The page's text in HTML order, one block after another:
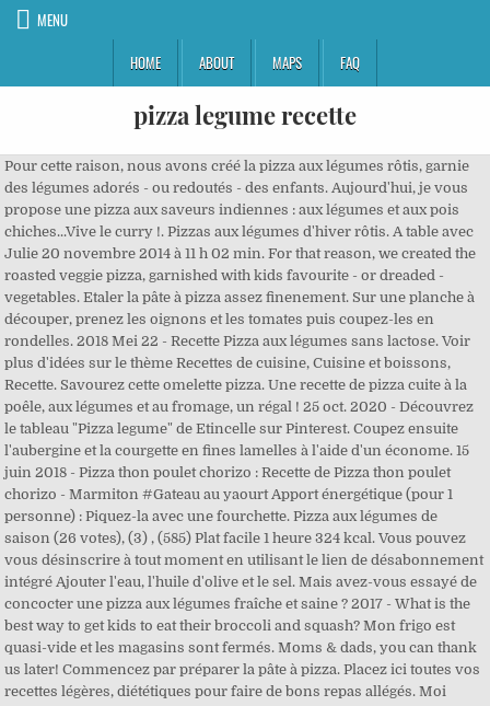
MENU
HOME
ABOUT MAPS FAQ
pizza legume recette
Pour cette raison, nous avons créé la pizza aux légumes rôtis, garnie des légumes adorés - ou redoutés - des enfants. Aujourd'hui, je vous propose une pizza aux saveurs indiennes : aux légumes et aux pois chiches...Vive le curry !. Pizzas aux légumes d'hiver rôtis. A table avec Julie 20 novembre 2014 à 11 h 02 min. For that reason, we created the roasted veggie pizza, garnished with kids favourite - or dreaded - vegetables. Etaler la pâte à pizza assez finenement. Sur une planche à découper, prenez les oignons et les tomates puis coupez-les en rondelles. 2018 Mei 22 - Recette Pizza aux légumes sans lactose. Voir plus d'idées sur le thème Recettes de cuisine, Cuisine et boissons, Recette. Savourez cette omelette pizza. Une recette de pizza cuite à la poêle, aux légumes et au fromage, un régal ! 25 oct. 2020 - Découvrez le tableau "Pizza legume" de Etincelle sur Pinterest. Coupez ensuite l'aubergine et la courgette en fines lamelles à l'aide d'un économe. 15 juin 2018 - Pizza thon poulet chorizo : Recette de Pizza thon poulet chorizo - Marmiton #Gateau au yaourt Apport énergétique (pour 1 personne) : Piquez-la avec une fourchette. Pizza aux légumes de saison (26 votes), (3) , (585) Plat facile 1 heure 324 kcal. Vous pouvez vous désinscrire à tout moment en utilisant le lien de désabonnement intégré Ajouter l'eau, l'huile d'olive et le sel. Mais avez-vous essayé de concocter une pizza aux légumes fraîche et saine ? 2017 - What is the best way to get kids to eat their broccoli and squash? Mon frigo est quasi-vide et les magasins sont fermés. Moms & dads, you can thank us later! Commencez par préparer la pâte à pizza. Placez ici toutes vos recettes légères, diététiques pour faire de bons repas allégés. Moi aussi. Le saumon constitue une excellente source d’acides gras omégas-3 … 750g 127,218 views. Voir plus d'idées sur le thème recettes de cuisine, recette, cuisine. Découvrez la recette de Pizza aux légumes grillés avec Femme Actuelle Le MAG. Ajouter à cela le fromage de chèvre, le tout couvert de fromage fondu, un régal.. Laissez-vous tenter par la pizza au saucisson ou celle au jambon de Bayonne! Répartissez harmonieusement les rondelles de courgette et les tomates hachées sur la pizza. Êtes-vous accros du mode de vie végétarien ? Le saumon frais et fumé s’accorde harmonieusement avec le fromage caciocavallo, les câpres et les asperges dans cette succulente recette. Badigeonnez cette pâte de concentré de tomates ou de coulis de tomates puis disposez-y les légumes. Semble délicieuse. A faire et à essayer aussi avec la recette de pâte de la pizza médirranéenne de ce site. Merci pour le lien !! Une pizza végétarienne, printanière et fromagère avec en base de la ricotta à la coriandre ainsi que des asperges vertes, des lamelles de courgettes, des tranches de tomates, des petits pois, de la mozzarella râpée et du basilic ... . De délicieuses petites pizzas sans gluten aux légumes rôtis. Émincez les champignons. Quelle est la meilleure façon de pousser les enfants à manger des brocolis et courges? Laisser réduire le tout, saler et poivrer. Vous trouverez des idées de recette de quiche, tarte et pizza. Vous ne pouvez pas ajouter de commentaire à cette recette car vous l'avez déjà commentée, Vous ne pouvez pas commenter votre propre recette. Voir plus d'idées sur le thème recettes de cuisine, recette, cuisine. Recette de pizza aux légumes grillés Préparation. Les variantes possibles de cette recette sont infinies. On vous propose une recette facile et rapide de pizza légère à base de légumes, de sauce tomate et sans matières grasses. Sur une pizza, bien sûr! Dans un petit bol, mélanger l'huile, l'ail et les fines herbes. 6/7). Servez accompagné d'une salade. Pizza à la ratatouille. Pas mal du tout. La grande cocotte convient pour une pizza pour 2 personnes. 29 nov. 2018 - Recette Pizza aux légumes. Vous aimez la ratatouille ? Répartir les olives noires et parsemer de thym (juste effeuillé au-dessus de la pizza). Omelette pizza aux tomates . Notez votre adresse email si vous souhaitez ne rater aucune publication: Il est indispensable de valider 2018 - Gourmand magazine vous propose une recette de pizza composée de légumes grillés. Ajouter à mon panier. Nous vous proposons 32762 recettes et 15858 notes d'internautes. exercer vos droits Bon appêtit à tous. Protides : 13 g (14 % de l’apport calorique). Vous ne serez pas déçu. Il est jamais facile de savoir quelle taille doit avoir la part de pizza pour qu’elle corresponde au mieux à son alimentation de diabétique. Soumettre une image. Non. , prenez connaissance de notre 2020 - Découvrez le tableau "PIZZA LEGUME" de laudiere sur Pinterest. - Recette Autre : Pizza aux légumes du soleil / pâte à pizza maison par Palais des lys Une pizza végétarienne, aux légumes grillés à la plancha. 12 déc. Légumes avec Pizza 20 recettes. 2018 - Ce soir, je n'ai aucune envie de cuisiner. Étalez le coulis de tomates en laissant une bordure de 2 cm tout autour. 24 janv. Faites décongeler la pâte à pizza suivant les indications du paquet. Recette.com vous permettra de réaliser, parmi de multiples recettes, diverses pizzas savoureuses. 1 l de moules de bouchot 1 pâte à pizza ronde et fine toute prête 8 carottes fanes 2 petits poireaux 1 gros oignon violet 150 g de parmesan râpé Couper les aubergines en dès puis les faire revenir à la poêle. Pizza. Profitons des légumes de saison pour changer nos habitudes en terme de pizza.. La recette par Allergique Gourmand. Cuire au four environ 25 min. Ils sont d’inépuisables sources de minéraux, fibres et vitamines. 18 déc. Je remplace la Mozzarella par de la Ricotta et je fais la pâte moi même. 24 juin 2013 - Il n’y a rien de tel qu’une bonne pizza faite maison. Bienvenue sur recette.com ! 220°) avec l'aide d'un adulte et sers bien chaud. Pizza ? Pizza d'automne semi-complète aux champignons bruns, butternut et panais au shropshire. 1 févr. Votre navigateur ne peut pas afficher ce tag vidéo. Verser la farine dans un saladier et creuser un puits. Garnir de sauce tomate à l'oignon puis diposer les légumes, la mozzarella et les olives dessus. Dans cette recette il s’agit principalement de vitamines du groupe B et C et des minéraux tels que le potassium ou encore le phosphore... N’hésitez pas à vous préparer une délicieuse pizza au thon, napolitaine, pizza au jambon, pizza tomates et mozzarella etc. La recette par Piratage Culinaire. 2019 - Découvrez le tableau "Pizza legume" de nacer bellal sur Pinterest. 2013 - Cette épingle a été découverte par Julie Vachon. Enfournez; pour 20 min à four très chaud (Th. Ca change de la traditionnelle pizza. Je teste cette recette ce soir. Recette de la Pizza soleil - 750g - Duration: 5:28. On a pizza, of course! C'est la meilleure manière de ne rater aucun numéro, de faire des économies et de se régaler tous les deux mois :) En plus vous aurez accès à la version numérique pour lire vraiment partout. 26 avr. Algolia is fast, customizable and secure. Recette Pizza aux légumes - 750g - Duration: 2:59. Dans cette rubrique de recettes salées du blog de recette de cuisine healthy. Peler 4 tomates, les épépiner et les couper en morceaux puis les faire cuire avec l'oignon émincé dans l'huile d'olive. Lahmacun - Recette de Pizza turque à la poêle J'aime beaucoup la cuisine Turque , surtout ces petites Pizzas à la viande hachée, cuites à la poêle, elles se dégustent garnies de salade verte, tomates et oignons et enroulées comme un sandwich.. une tuerie! Les meilleures recettes de Mozzarella avec Pizza, poivron notÃ©es et commentÃ©es par les internautes. 14 juil. Alors, à vos fourneaux !!!. 2018 - Découvrez notre recette Pizza aux légumes grillés. Ingrédients (4 personnes) : 1 pâte à pizza, 2 boules de mozzarella, 1 dizaine de tomates cerise... - Découvrez toutes nos idées de repas et recettes sur Cuisine Actuelle Servir seul ou accompagné de quelques feuilles de salade. Découvrez vos propres épingles sur Pinterest et enregistrez-les. Photo 9/25 . 2 janv. Quiche, tarte et pizza Recette de quiche, tarte et pizza. Photo 10/25 . Laver et couper les courgettes, les tomates restantes puis la mozzarella en fines rondelles, les coeurs d'artichaux en 2. Accueil > Recettes > pizza, tarte, quiche > pizza > Pizza aux légumes, Sauvegarder et Ajouter à ma liste de courses Découvrez vos propres épingles sur Pinterest et enregistrez-les. Ajoutez ensuite la farine en alternant les couches de faine et les couches de liquide pour faciliter le pétrissage de la pâte. Poudrer de farine et laisser reposer 1 heure. Préparation des légumes. Pizza aux légumes et aux pois chiches. Déroulez la pâte à pizza et étalez-la sur un moule à tarte recouvert de papier sulfurisé. 1. 18 juil. !!! Ingrédients. Préparation:30m Cuisson:35m Bon Appétit ! Pizza végétarienne. 26 réflexions sur « On a testé la pizza de chou-fleur ! Retrouvez Marmiton où que vous soyez en téléchargeant l'application, Tous droits réservés Marmiton.org - 1999-2020, Recrutement ● Mentions légales ● Conditions Générales d'Utilisation ● Vos questions ● FAQ ● Contact ● Politique de protection des données personnelles ● Politique de confidentialité ● Préférences cookies, Pour des milliers de cocktails : 1001cocktails.com, Selon nos informations, cette recette est compatible avec le régime suivant : végétarien. Répartir les ingrédients sur la pizza dans l'ordre suivant : les lardons, les oignons ciselés, les tomates, la courgette, le fenouil, les champignons, les rondelles de chèvre, le poivron. Enfournez et laissez cuire 20 min à 180° (th.6) tout en surveillant la cuisson. Mais aussi de recette de pizza maison avec des pâtes à pizza sans gluten. Politique de protection des données personnelles. Partage. C'est une pizza végétarienne avec du fromage qui nappe le tout!A faire! 2018 - Découvrez notre recette facile et rapide de Pizza aux légumes grillés sur Cuisine Actuelle ! Ricardo Cuisine vous offre les meilleures recettes de pizza. Déroulez la pâte à pizza sur la plaque